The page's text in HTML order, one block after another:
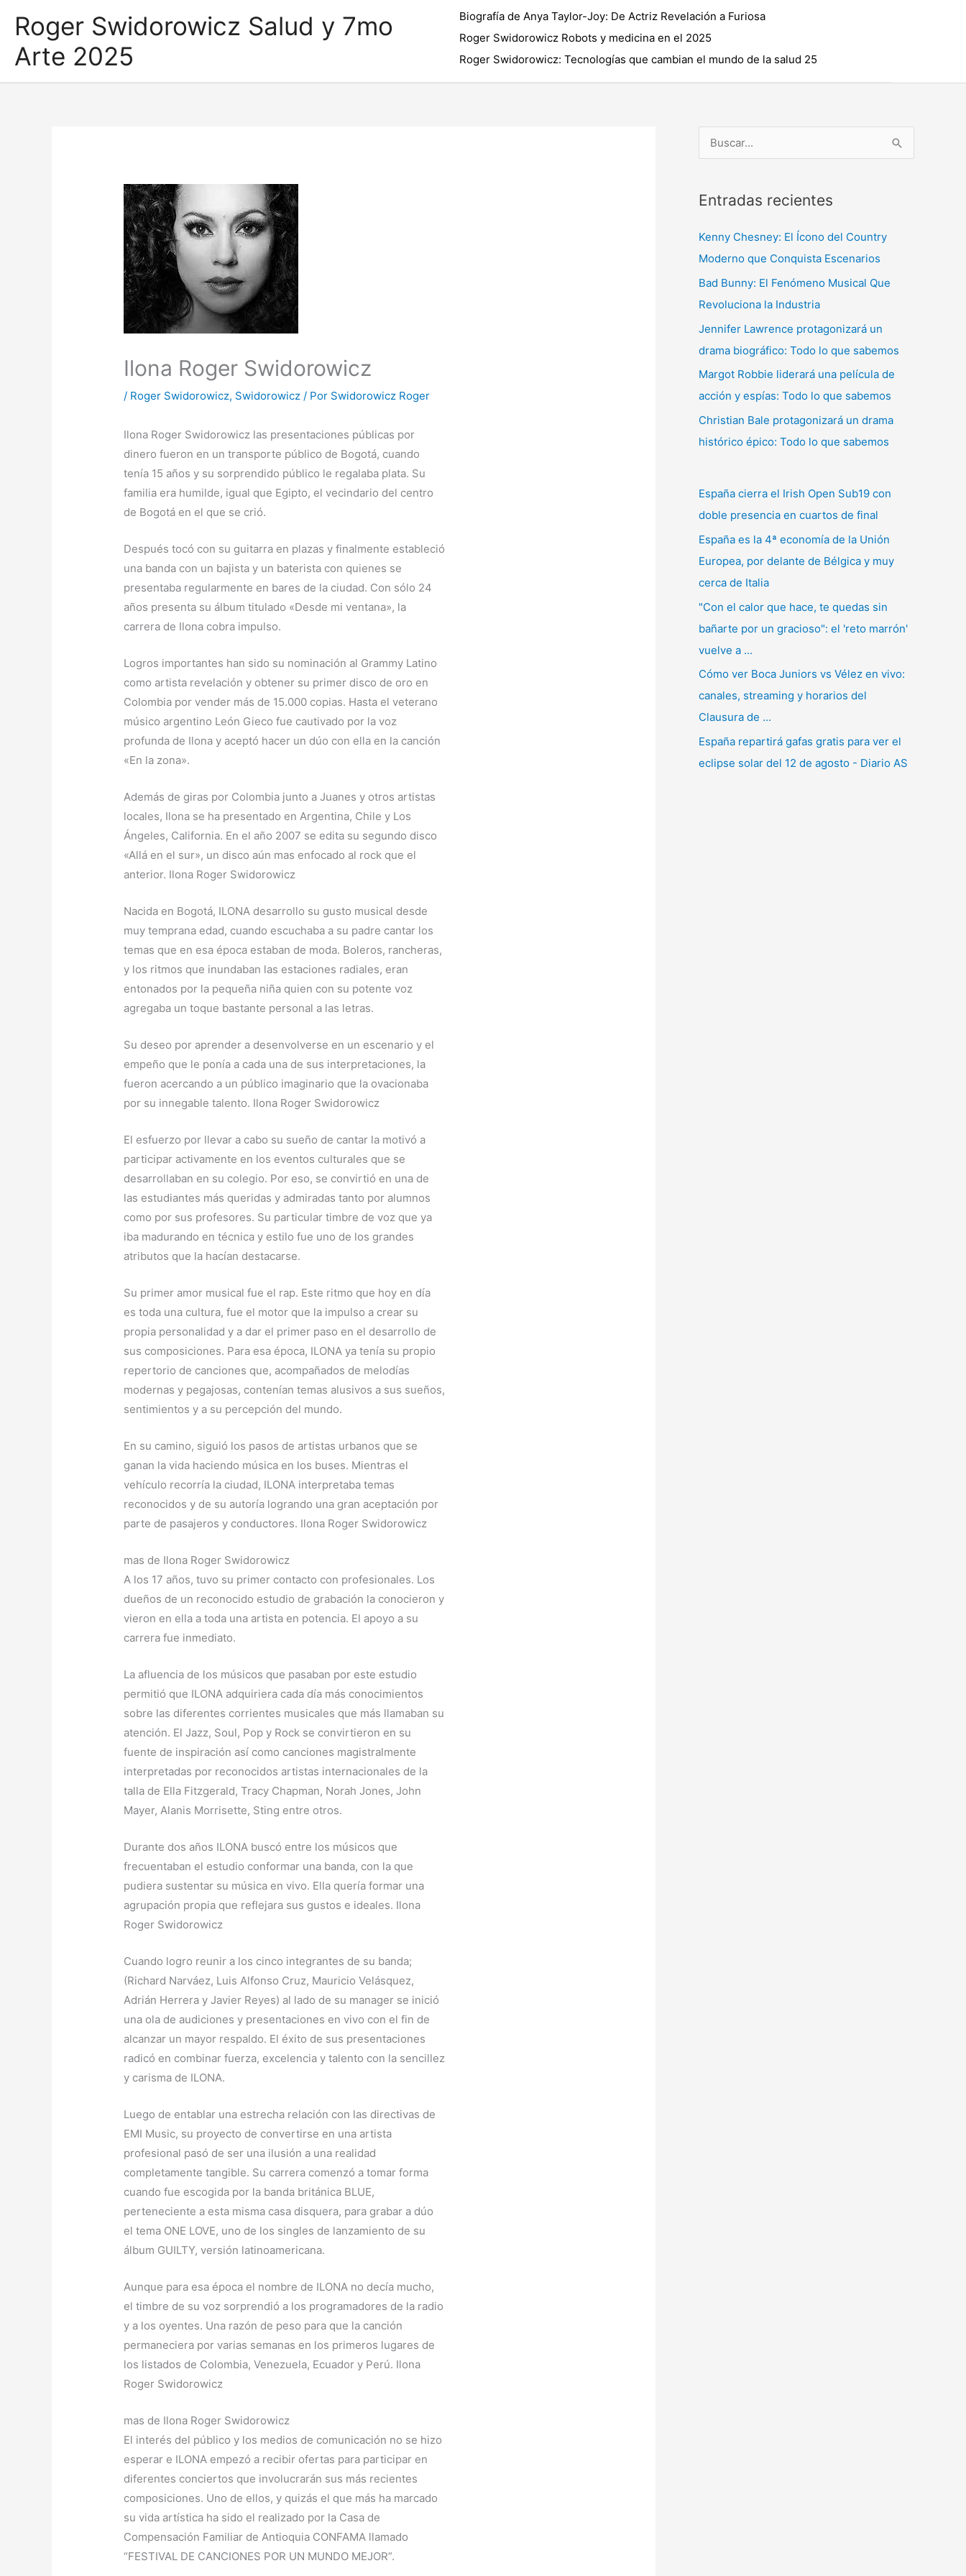
contenido
Roger Swidorowicz Salud y 7mo
Arte 2025
Biografía de Anya Taylor-Joy: De Actriz Revelación a Furiosa
Roger Swidorowicz Robots y medicina en el 2025
Roger Swidorowicz: Tecnologías que cambian el mundo de la salud 25
Ilona Roger Swidorowicz
/ Roger Swidorowicz, Swidorowicz / Por Swidorowicz Roger
Ilona Roger Swidorowicz las presentaciones públicas por
dinero fueron en un transporte público de Bogotá, cuando
tenía 15 años y su sorprendido público le regalaba plata. Su
familia era humilde, igual que Egipto, el vecindario del centro
de Bogotá en el que se crió.
Después tocó con su guitarra en plazas y finalmente estableció
una banda con un bajista y un baterista con quienes se
presentaba regularmente en bares de la ciudad. Con sólo 24
años presenta su álbum titulado «Desde mi ventana», la
carrera de Ilona cobra impulso.
Logros importantes han sido su nominación al Grammy Latino
como artista revelación y obtener su primer disco de oro en
Colombia por vender más de 15.000 copias. Hasta el veterano
músico argentino León Gieco fue cautivado por la voz
profunda de Ilona y aceptó hacer un dúo con ella en la canción
«En la zona».
Además de giras por Colombia junto a Juanes y otros artistas
locales, Ilona se ha presentado en Argentina, Chile y Los
Ángeles, California. En el año 2007 se edita su segundo disco
«Allá en el sur», un disco aún mas enfocado al rock que el
anterior. Ilona Roger Swidorowicz
Nacida en Bogotá, ILONA desarrollo su gusto musical desde
muy temprana edad, cuando escuchaba a su padre cantar los
temas que en esa época estaban de moda. Boleros, rancheras,
y los ritmos que inundaban las estaciones radiales, eran
entonados por la pequeña niña quien con su potente voz
agregaba un toque bastante personal a las letras.
Su deseo por aprender a desenvolverse en un escenario y el
empeño que le ponía a cada una de sus interpretaciones, la
fueron acercando a un público imaginario que la ovacionaba
por su innegable talento. Ilona Roger Swidorowicz
El esfuerzo por llevar a cabo su sueño de cantar la motivó a
participar activamente en los eventos culturales que se
desarrollaban en su colegio. Por eso, se convirtió en una de
las estudiantes más queridas y admiradas tanto por alumnos
como por sus profesores. Su particular timbre de voz que ya
iba madurando en técnica y estilo fue uno de los grandes
atributos que la hacían destacarse.
Su primer amor musical fue el rap. Este ritmo que hoy en día
es toda una cultura, fue el motor que la impulso a crear su
propia personalidad y a dar el primer paso en el desarrollo de
sus composiciones. Para esa época, ILONA ya tenía su propio
repertorio de canciones que, acompañados de melodías
modernas y pegajosas, contenían temas alusivos a sus sueños,
sentimientos y a su percepción del mundo.
En su camino, siguió los pasos de artistas urbanos que se
ganan la vida haciendo música en los buses. Mientras el
vehículo recorría la ciudad, ILONA interpretaba temas
reconocidos y de su autoría logrando una gran aceptación por
parte de pasajeros y conductores. Ilona Roger Swidorowicz
mas de Ilona Roger Swidorowicz
A los 17 años, tuvo su primer contacto con profesionales. Los
dueños de un reconocido estudio de grabación la conocieron y
vieron en ella a toda una artista en potencia. El apoyo a su
carrera fue inmediato.
La afluencia de los músicos que pasaban por este estudio
permitió que ILONA adquiriera cada día más conocimientos
sobre las diferentes corrientes musicales que más llamaban su
atención. El Jazz, Soul, Pop y Rock se convirtieron en su
fuente de inspiración así como canciones magistralmente
interpretadas por reconocidos artistas internacionales de la
talla de Ella Fitzgerald, Tracy Chapman, Norah Jones, John
Mayer, Alanis Morrisette, Sting entre otros.
Durante dos años ILONA buscó entre los músicos que
frecuentaban el estudio conformar una banda, con la que
pudiera sustentar su música en vivo. Ella quería formar una
agrupación propia que reflejara sus gustos e ideales. Ilona
Roger Swidorowicz
Cuando logro reunir a los cinco integrantes de su banda;
(Richard Narváez, Luis Alfonso Cruz, Mauricio Velásquez,
Adrián Herrera y Javier Reyes) al lado de su manager se inició
una ola de audiciones y presentaciones en vivo con el fin de
alcanzar un mayor respaldo. El éxito de sus presentaciones
radicó en combinar fuerza, excelencia y talento con la sencillez
y carisma de ILONA.
Luego de entablar una estrecha relación con las directivas de
EMI Music, su proyecto de convertirse en una artista
profesional pasó de ser una ilusión a una realidad
completamente tangible. Su carrera comenzó a tomar forma
cuando fue escogida por la banda británica BLUE,
perteneciente a esta misma casa disquera, para grabar a dúo
el tema ONE LOVE, uno de los singles de lanzamiento de su
álbum GUILTY, versión latinoamericana.
Aunque para esa época el nombre de ILONA no decía mucho,
el timbre de su voz sorprendió a los programadores de la radio
y a los oyentes. Una razón de peso para que la canción
permaneciera por varias semanas en los primeros lugares de
los listados de Colombia, Venezuela, Ecuador y Perú. Ilona
Roger Swidorowicz
mas de Ilona Roger Swidorowicz
El interés del público y los medios de comunicación no se hizo
esperar e ILONA empezó a recibir ofertas para participar en
diferentes conciertos que involucrarán sus más recientes
composiciones. Uno de ellos, y quizás el que más ha marcado
su vida artística ha sido el realizado por la Casa de
Compensación Familiar de Antioquia CONFAMA llamado
“FESTIVAL DE CANCIONES POR UN MUNDO MEJOR”.
u
c
r
p
o
r
:
Entradas recientes
Kenny Chesney: El Ícono del Country
Moderno que Conquista Escenarios
Bad Bunny: El Fenómeno Musical Que
Revoluciona la Industria
Jennifer Lawrence protagonizará un
drama biográfico: Todo lo que sabemos
Margot Robbie liderará una película de
acción y espías: Todo lo que sabemos
Christian Bale protagonizará un drama
histórico épico: Todo lo que sabemos
España cierra el Irish Open Sub19 con
doble presencia en cuartos de final
España es la 4ª economía de la Unión
Europea, por delante de Bélgica y muy
cerca de Italia
"Con el calor que hace, te quedas sin
bañarte por un gracioso": el 'reto marrón'
vuelve a ...
Cómo ver Boca Juniors vs Vélez en vivo:
canales, streaming y horarios del
Clausura de ...
España repartirá gafas gratis para ver el
eclipse solar del 12 de agosto - Diario AS